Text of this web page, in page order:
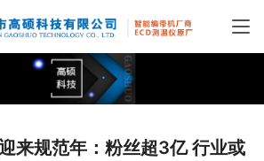
来规范年：粉丝超3亿 行业或